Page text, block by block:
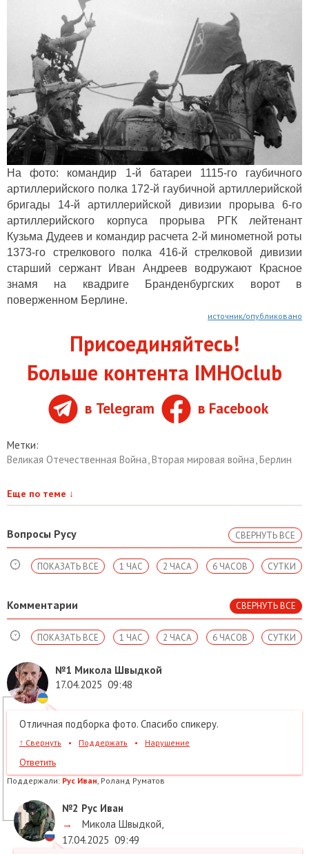
На фото: командир 1-й батареи 1115-го гаубичного
артиллерийского полка 172-й гаубичной артиллерийской
бригады 14-й артиллерийской дивизии прорыва 6-го
артиллерийского корпуса прорыва РГК лейтенант
Кузьма Дудеев и командир расчета 2-й минометной роты
1373-го стрелкового полка 416-й стрелковой дивизии
старший сержант Иван Андреев водружают Красное
знамя на квадриге Бранденбургских ворот в
поверженном Берлине.
источник/опубликовано
Присоединяйтесь!
Больше контента IMHOclub
в Telegram в Facebook
Метки:
Великая Отечественная Война,Вторая мировая война,Берлин
Еще по теме ↓
Вопросы Русу СВЕРНУТЬ ВСЕ
СУТКИ
6 ЧАСОВ
2 ЧАСА
1 ЧАС
ПОКАЗАТЬ ВСЕ
Комментарии СВЕРНУТЬ ВСЕ
СУТКИ
6 ЧАСОВ
2 ЧАСА
1 ЧАС
ПОКАЗАТЬ ВСЕ
№1 Микола Швыдкой
17.04.2025 09:48
Отличная подборка фото. Спасибо спикеру.
↑ Свернуть • Поддержать • Нарушение
Ответить
Поддержали: Рус Иван , Роланд Руматов
№2 Рус Иван
→
Микола Швыдкой,
17.04.2025 09:49